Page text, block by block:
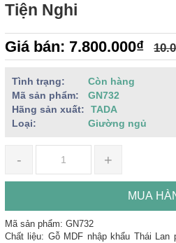
Tiện Nghi
Giá bán: 7.800.000₫
Tình trạng:
Còn hàng
Mã sản phẩm:
GN732
Hãng sản xuất:
TADA
Loại:
Giường ngủ
- +
MUA
Mã sản phẩm: GN732
Chất liệu: Gỗ MDF nhập khẩu Thái Lan